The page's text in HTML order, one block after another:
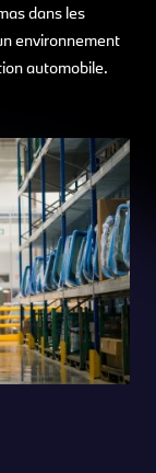
dans les
environnement
automobile.